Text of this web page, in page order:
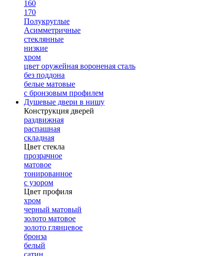
160
170
Полукруглые
Асимметричные
стеклянные
низкие
хром
цвет оружейная вороненая сталь
без поддона
белые матовые
с бронзовым профилем
Душевые двери в нишу
Конструкция дверей
раздвижная
распашная
складная
Цвет стекла
прозрачное
матовое
тонированное
с узором
Цвет профиля
хром
черный матовый
золото матовое
золото глянцевое
бронза
белый
сатин